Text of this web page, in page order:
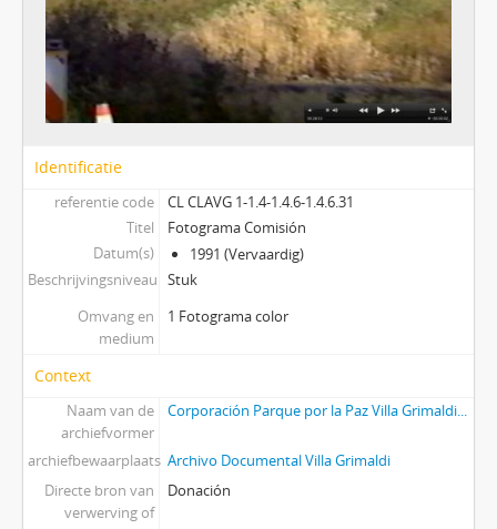
Identificatie
referentie code
CL CLAVG 1-1.4-1.4.6-1.4.6.31
Titel
Fotograma Comisión
Datum(s)
1991 (Vervaardig)
Beschrijvingsniveau Stuk
Omvang en
medium
1 Fotograma color
Context
Naam van de
archiefvormer
Corporación Parque por la Paz Villa Grimaldi...
archiefbewaarplaats Archivo Documental Villa Grimaldi
Directe bron van
verwerving of
Donación